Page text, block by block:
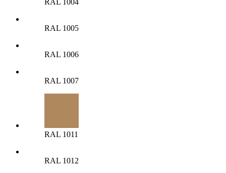
RAL 1005
RAL 1006
RAL 1007
RAL 1011
RAL 1012